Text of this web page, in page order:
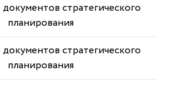
стратегического
планирования
стратегического
планирования